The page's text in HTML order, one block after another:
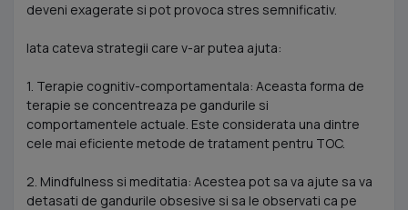
deveni exagerate si pot provoca stres semnificativ.
Iata cateva strategii care v-ar putea ajuta:
1. Terapie cognitiv-comportamentala: Aceasta forma de
terapie se concentreaza pe gandurile si
comportamentele actuale. Este considerata una dintre
cele mai eficiente metode de tratament pentru TOC.
2. Mindfulness si meditatia: Acestea pot sa va ajute sa va
detasati de gandurile obsesive si sa le observati ca pe